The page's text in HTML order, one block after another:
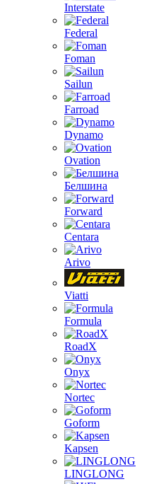
Interstate
Federal
Foman
Sailun
Farroad
Dynamo
Ovation
Белшина
Forward
Centara
Arivo
Viatti
Formula
RoadX
Onyx
Nortec
Goform
Kapsen
LINGLONG